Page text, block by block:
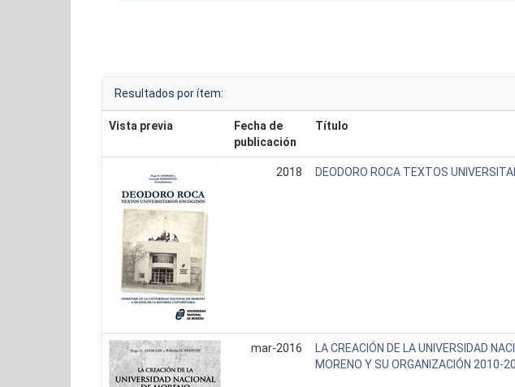
Resultados por ítem:
Vista previa
Fecha de
publicación
Título
2018 DEODORO ROCA TEXTOS
mar-2016
LA CREACIÓN DE LA UNIVERSIDAD
MORENO Y SU ORGANIZACIÓN 2010-